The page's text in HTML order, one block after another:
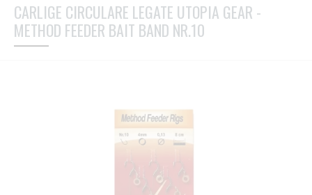
CARLIGE CIRCULARE LEGATE UTOPIA GEAR -
METHOD FEEDER BAIT BAND NR.10